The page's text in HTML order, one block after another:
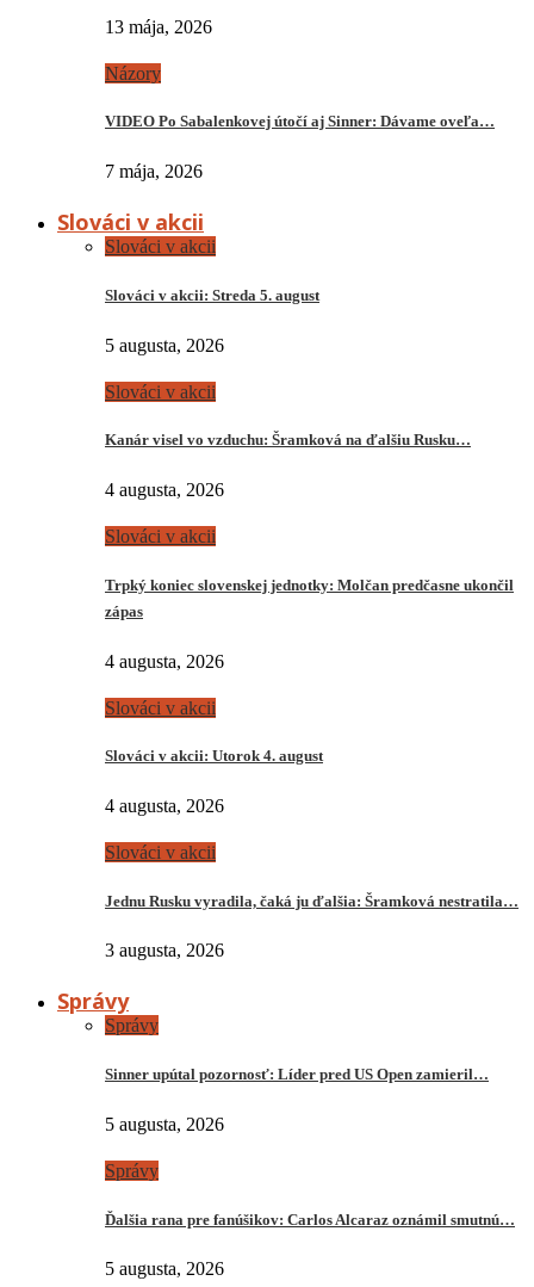
13 mája, 2026
Názory
VIDEO Po Sabalenkovej útočí aj Sinner: Dávame oveľa…
7 mája, 2026
Slováci v akcii
Slováci v akcii
Slováci v akcii: Streda 5. august
5 augusta, 2026
Slováci v akcii
Kanár visel vo vzduchu: Šramková na ďalšiu Rusku…
4 augusta, 2026
Slováci v akcii
Trpký koniec slovenskej jednotky: Molčan predčasne ukončil
zápas
4 augusta, 2026
Slováci v akcii
Slováci v akcii: Utorok 4. august
4 augusta, 2026
Slováci v akcii
Jednu Rusku vyradila, čaká ju ďalšia: Šramková nestratila…
3 augusta, 2026
Správy
Správy
Sinner upútal pozornosť: Líder pred US Open zamieril…
5 augusta, 2026
Správy
Ďalšia rana pre fanúšikov: Carlos Alcaraz oznámil smutnú…
5 augusta, 2026